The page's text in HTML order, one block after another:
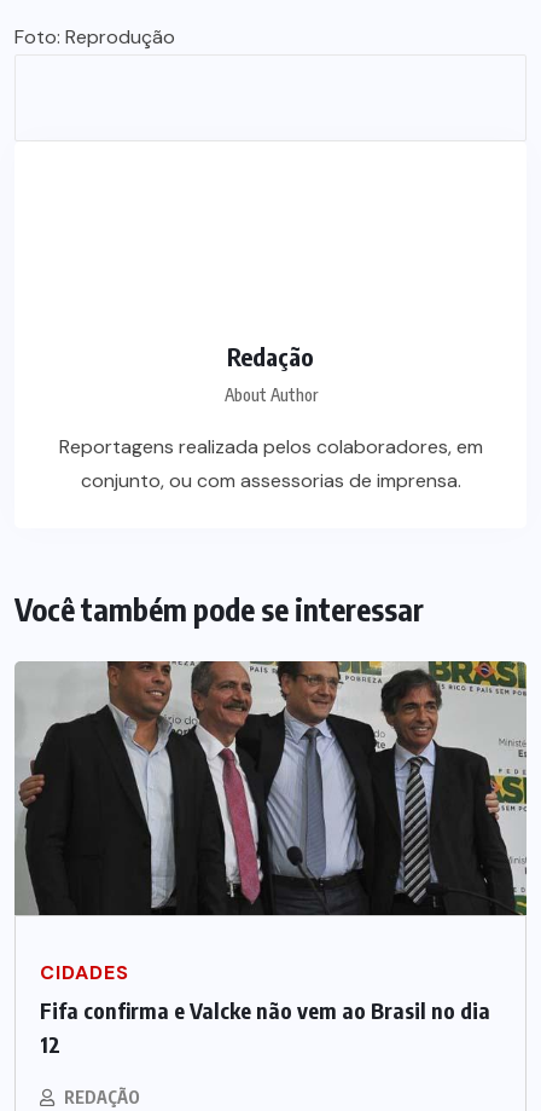
Foto: Reprodução
Redação
About Author
Reportagens realizada pelos colaboradores, em
conjunto, ou com assessorias de imprensa.
Você também pode se interessar
CIDADES
Fifa confirma e Valcke não vem ao Brasil no dia
12
REDAÇÃO